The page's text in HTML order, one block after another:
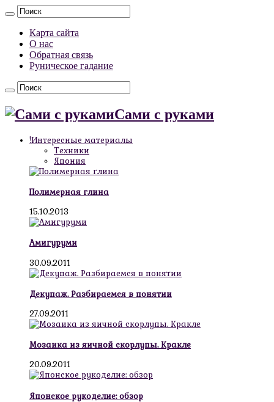
Карта сайта
О нас
Обратная связь
Руническое гадание
Сами с руками
!Интересные материалы
Техники
Япония
Полимерная глина
15.10.2013
Амигуруми
30.09.2011
Декупаж. Разбираемся в понятии
27.09.2011
Мозаика из яичной скорлупы. Кракле
20.09.2011
Японское рукоделие: обзор